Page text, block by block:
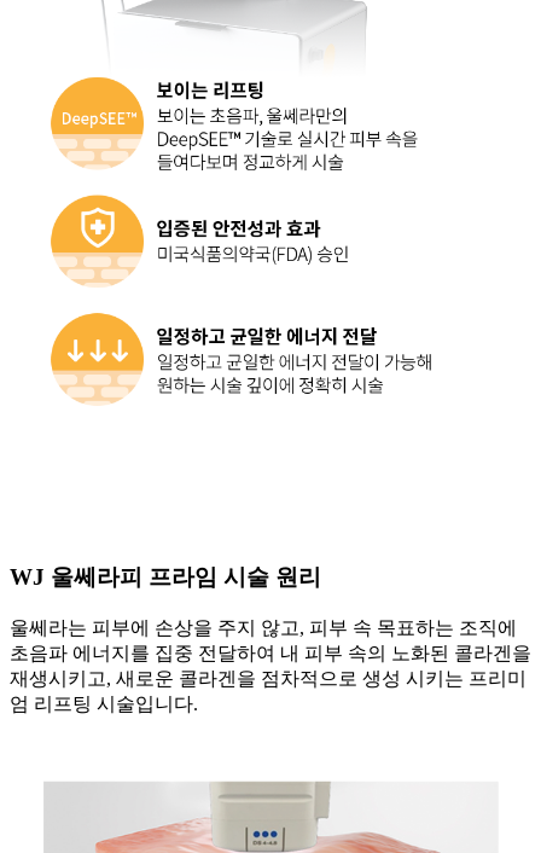
WJ 울쎄라피 프라임 시술 원리
울쎄라는 피부에 손상을 주지 않고, 피부 속 목표하는 조직에
초음파 에너지를 집중 전달하여 내 피부 속의 노화된 콜라겐을
재생시키고, 새로운 콜라겐을 점차적으로 생성 시키는 프리미
엄 리프팅 시술입니다.